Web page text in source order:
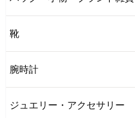
靴
腕時計
ジュエリー・アクセサリー